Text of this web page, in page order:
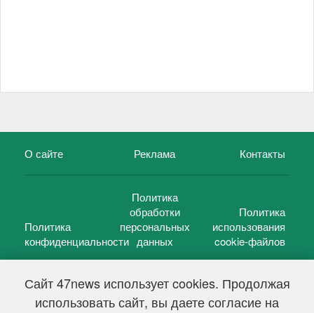
Сайт 47news использует cookies. Продолжая
использовать сайт, вы даете согласие на
О сайте Реклама Контакты
Политика
конфиденциальности
Политика
обработки
персональных
данных
Политика
использования
cookie-файлов
47 новостей (47 news)2005 — 2026 г.